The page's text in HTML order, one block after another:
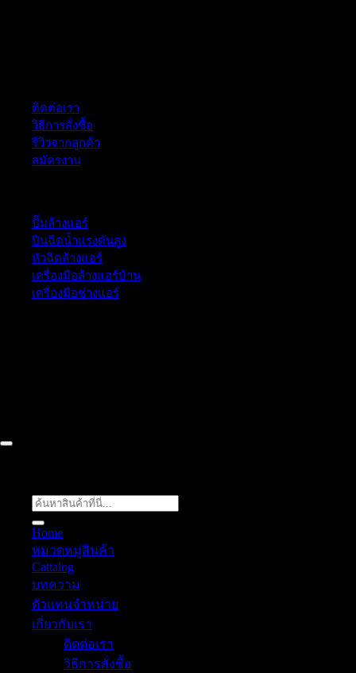
ติดต่อเรา
วิธีการสั่งซื้อ
รีวิวจากลูกค้า
สมัครงาน
ปั๊มล้างแอร์
ปืนฉีดน้ำเเรงดันสูง
หัวฉีดล้างแอร์
เครื่องมือล้างแอร์บ้าน
เครื่องมือช่างแอร์
Home
หมวดหมู่สินค้า
Cattalog
บทความ
ตัวแทนจำหน่าย
เกี่ยวกับเรา
ติดต่อเรา
วิธีการสั่งซื้อ